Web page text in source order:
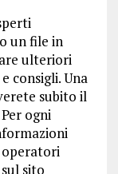
un file in
ulteriori
consigli. Una
subito il
Per ogni
sito